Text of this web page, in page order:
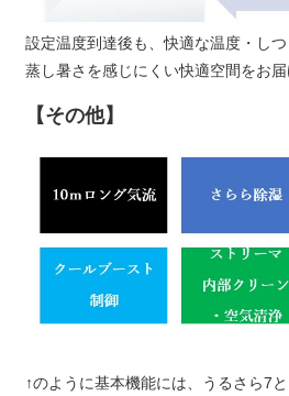
設定温度到達後も、快適な温度・しつ
蒸し暑さを感じにくい快適空間をお届
【その他】
↑のように基本機能には、うるさら7